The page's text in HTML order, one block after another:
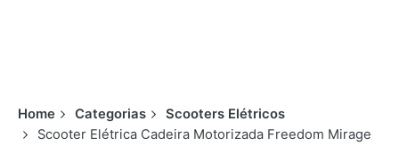
Home Categorias
Scooters Elétricos
Scooter Elétrica Cadeira Motorizada Freedom Mirage